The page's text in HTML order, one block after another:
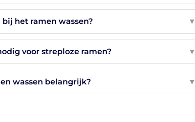
het ramen wassen? ▼
voor streploze ramen? ▼
wassen belangrijk? ▼